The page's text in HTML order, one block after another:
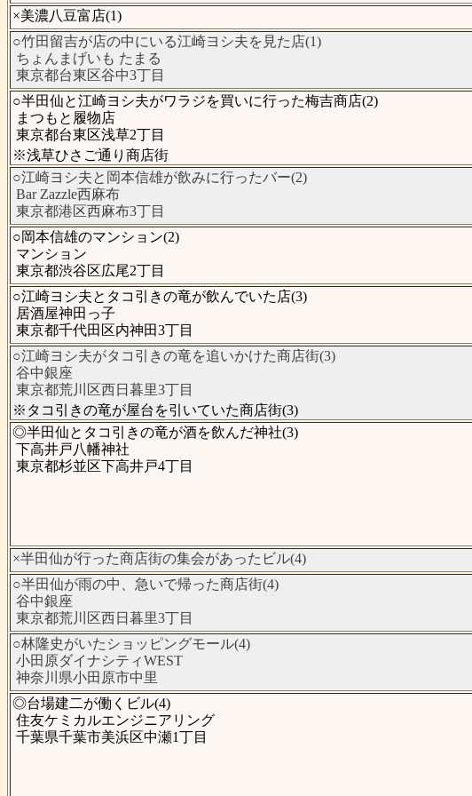
×美濃八豆富店(1)
○竹田留吉が店の中にいる江崎ヨシ夫を見た店(1)
ちょんまげいも たまる
東京都台東区谷中3丁目
○半田仙と江崎ヨシ夫がワラジを買いに行った梅吉商店(2)
まつもと履物店
東京都台東区浅草2丁目
※浅草ひさご通り商店街
○江崎ヨシ夫と岡本信雄が飲みに行ったバー(2)
Bar Zazzle西麻布
東京都港区西麻布3丁目
○岡本信雄のマンション(2)
マンション
東京都渋谷区広尾2丁目
○江崎ヨシ夫とタコ引きの竜が飲んでいた店(3)
居酒屋神田っ子
東京都千代田区内神田3丁目
○江崎ヨシ夫がタコ引きの竜を追いかけた商店街(3)
谷中銀座
東京都荒川区西日暮里3丁目
※タコ引きの竜が屋台を引いていた商店街(3)
◎半田仙とタコ引きの竜が酒を飲んだ神社(3)
下高井戸八幡神社
東京都杉並区下高井戸4丁目
×半田仙が行った商店街の集会があったビル(4)
○半田仙が雨の中、急いで帰った商店街(4)
谷中銀座
東京都荒川区西日暮里3丁目
○林隆史がいたショッピングモール(4)
小田原ダイナシティWEST
神奈川県小田原市中里
◎台場建二が働くビル(4)
住友ケミカルエンジニアリング
千葉県千葉市美浜区中瀬1丁目